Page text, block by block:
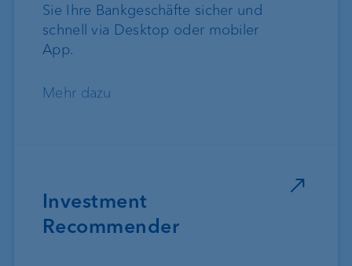
Sie Ihre Bankgeschäfte sicher und
schnell via Desktop oder mobiler
App.
Mehr dazu
Investment
Recommender